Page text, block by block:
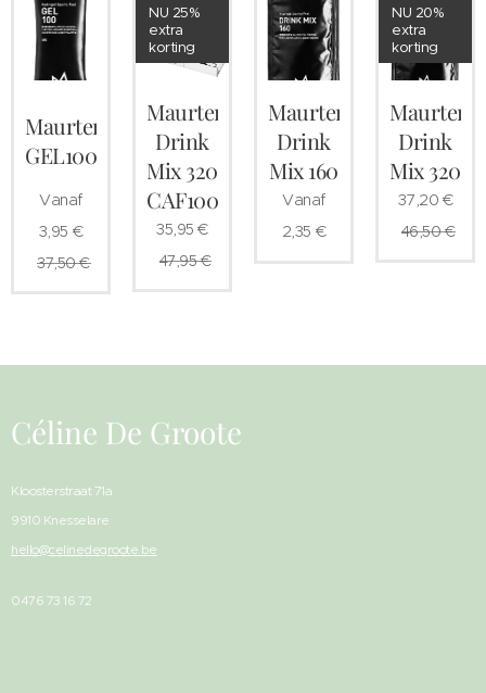
Maurten
GEL100
Vanaf
3,95 €
37,50€
Maurten
Drink
Mix 320
CAF100
NU 25%
extra
korting
35,95 €
47,95€
Maurten
Drink
Mix 160
Vanaf
2,35 €
Maurten
Drink
Mix 320
NU 20%
extra
korting
37,20 €
46,50€
Céline De Groote
Kloosterstraat 71a
9910 Knesselare
hello@celinedegroote.be
0476 73 16 72